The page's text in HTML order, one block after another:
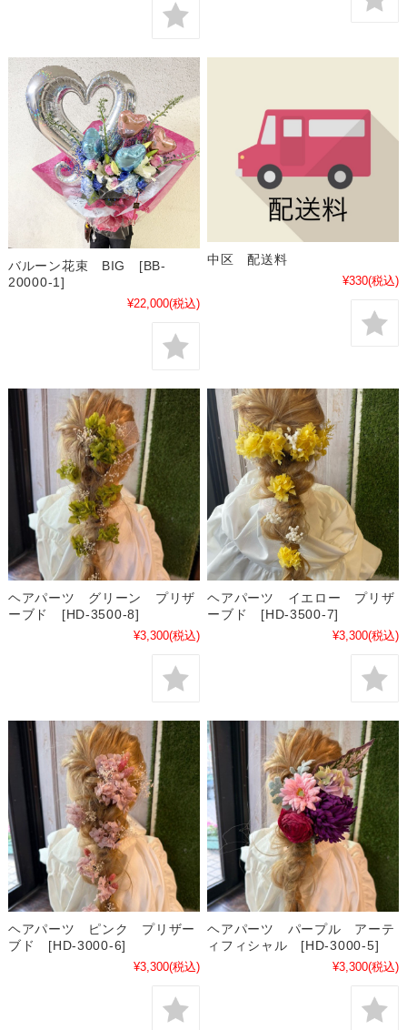
バルーン花束 BIG [BB-
20000-1]
¥22,000(税込)
中区 配送料
¥330(税込)
ヘアパーツ グリーン プリザ
ーブド [HD-3500-8]
¥3,300(税込)
ヘアパーツ イエロー プリザ
ーブド [HD-3500-7]
¥3,300(税込)
ヘアパーツ ピンク プリザー
ブド [HD-3000-6]
¥3,300(税込)
ヘアパーツ パープル アーテ
ィフィシャル [HD-3000-5]
¥3,300(税込)